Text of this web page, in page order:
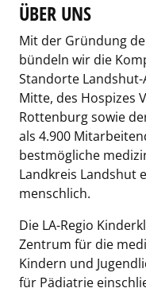
ÜBER UNS
Mit der Gründung
bündeln wir die
Standorte
Mitte, des Hospizes
Rottenburg sowie
als 4.900
bestmögliche
Landkreis Landshut
menschlich.
Die LA-Regio
Zentrum für die
Kindern und
für Pädiatrie